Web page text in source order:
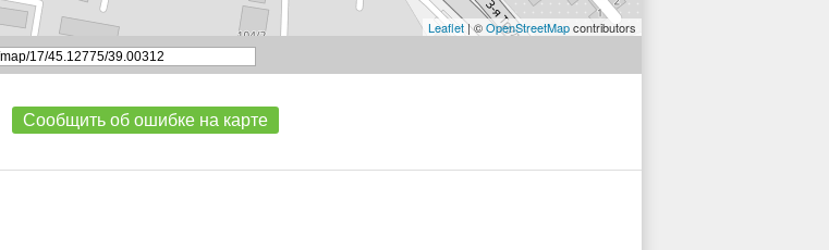
Leaflet| ©OpenStreetMapcontributors
Сообщить об ошибке на карте